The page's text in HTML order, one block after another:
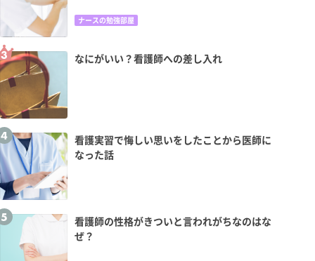
ナースの勉強部屋
なにがいい？看護師への差し入れ
看護実習で悔しい思いをしたことから医師に
なった話
看護師の性格がきついと言われがちなのはな
ぜ？